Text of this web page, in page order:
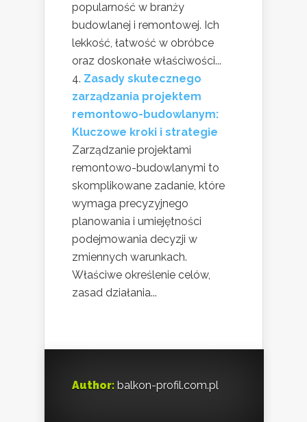
popularność w branży
budowlanej i remontowej. Ich
lekkość, łatwość w obróbce
oraz doskonałe właściwości...
Zasady skutecznego
zarządzania projektem
remontowo-budowlanym:
Kluczowe kroki i strategie
Zarządzanie projektami
remontowo-budowlanymi to
skomplikowane zadanie, które
wymaga precyzyjnego
planowania i umiejętności
podejmowania decyzji w
zmiennych warunkach.
Właściwe określenie celów,
zasad działania...
Author: balkon-profil.com.pl